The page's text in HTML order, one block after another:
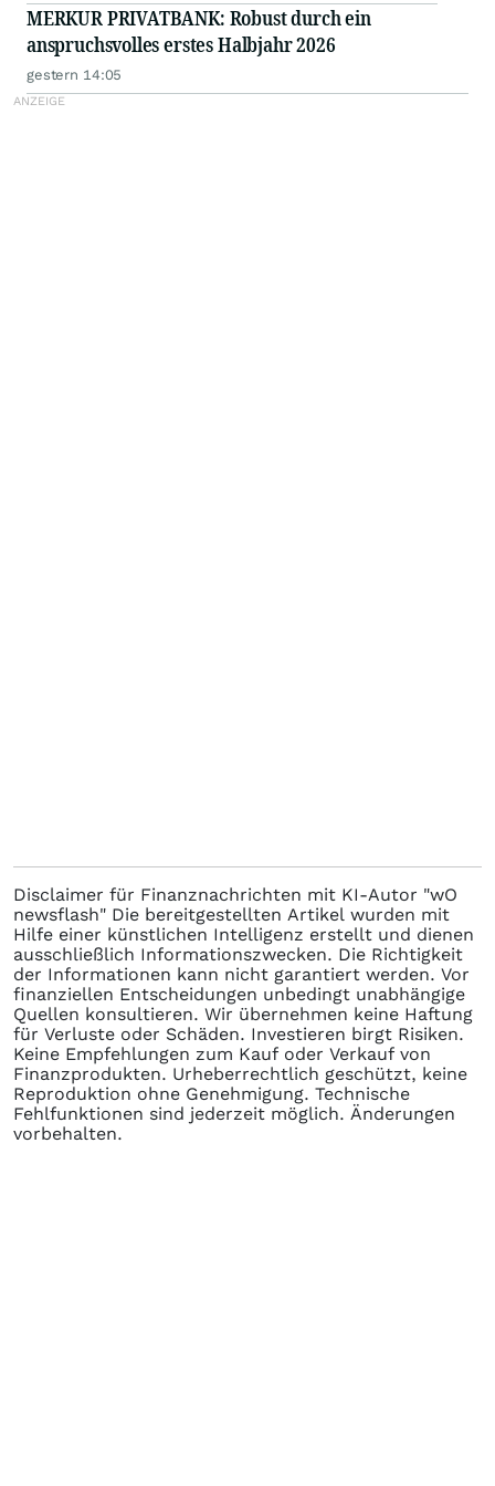
MERKUR PRIVATBANK: Robust durch ein
anspruchsvolles erstes Halbjahr 2026
gestern 14:05
Disclaimer für Finanznachrichten mit KI-Autor "wO
newsflash" Die bereitgestellten Artikel wurden mit
Hilfe einer künstlichen Intelligenz erstellt und dienen
ausschließlich Informationszwecken. Die Richtigkeit
der Informationen kann nicht garantiert werden. Vor
finanziellen Entscheidungen unbedingt unabhängige
Quellen konsultieren. Wir übernehmen keine Haftung
für Verluste oder Schäden. Investieren birgt Risiken.
Keine Empfehlungen zum Kauf oder Verkauf von
Finanzprodukten. Urheberrechtlich geschützt, keine
Reproduktion ohne Genehmigung. Technische
Fehlfunktionen sind jederzeit möglich. Änderungen
vorbehalten.